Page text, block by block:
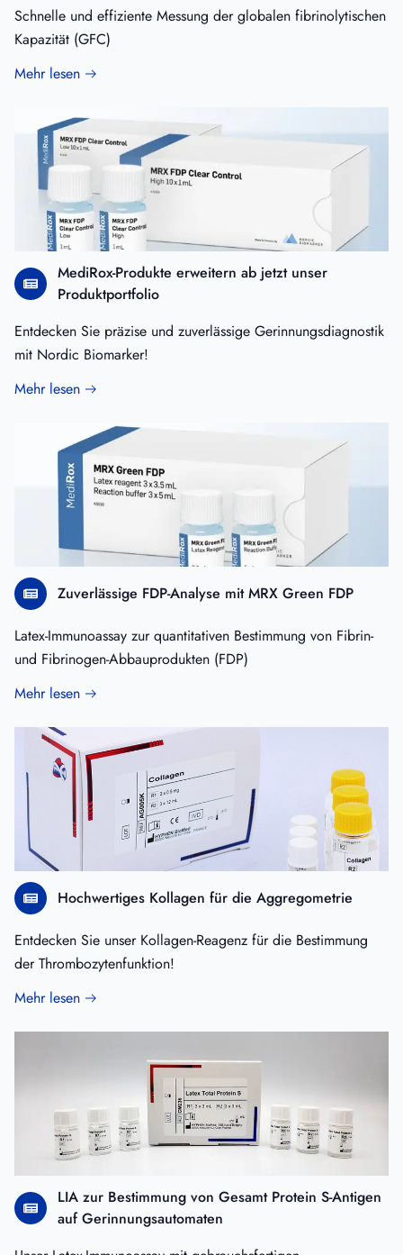
Schnelle und effiziente Messung der globalen fibrinolytischen
Kapazität (GFC)
Mehr lesen
MediRox-Produkte erweitern ab jetzt unser
Produktportfolio
Entdecken Sie präzise und zuverlässige Gerinnungsdiagnostik
mit Nordic Biomarker!
Mehr lesen
Zuverlässige FDP-Analyse mit MRX Green FDP
Latex-Immunoassay zur quantitativen Bestimmung von Fibrin-
und Fibrinogen-Abbauprodukten (FDP)
Mehr lesen
Hochwertiges Kollagen für die Aggregometrie
Entdecken Sie unser Kollagen-Reagenz für die Bestimmung
der Thrombozytenfunktion!
Mehr lesen
LIA zur Bestimmung von Gesamt Protein S-Antigen
auf Gerinnungsautomaten